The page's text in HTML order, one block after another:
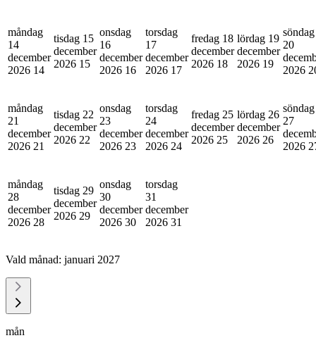
måndag
14
december
2026 14
tisdag 15
december
2026 15
onsdag
16
december
2026 16
torsdag
17
december
2026 17
fredag 18
december
2026 18
lördag 19
december
2026 19
söndag
20
2026
måndag
21
december
2026 21
tisdag 22
december
2026 22
onsdag
23
december
2026 23
torsdag
24
december
2026 24
fredag 25
december
2026 25
lördag 26
december
2026 26
söndag
27
2026
måndag
28
december
2026 28
tisdag 29
december
2026 29
onsdag
30
december
2026 30
torsdag
31
december
2026 31
Vald månad: januari 2027
mån